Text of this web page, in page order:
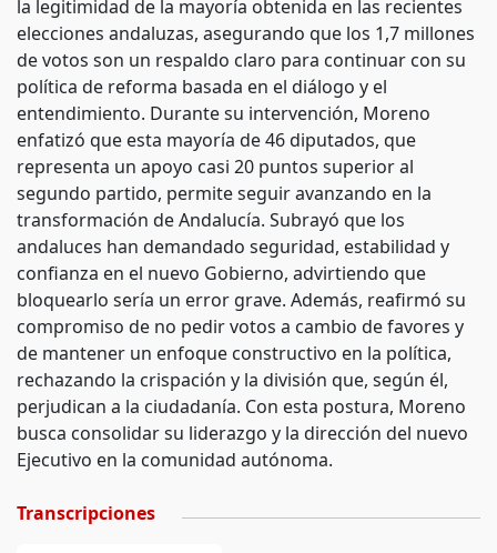
la legitimidad de la mayoría obtenida en las recientes
elecciones andaluzas, asegurando que los 1,7 millones
de votos son un respaldo claro para continuar con su
política de reforma basada en el diálogo y el
entendimiento. Durante su intervención, Moreno
enfatizó que esta mayoría de 46 diputados, que
representa un apoyo casi 20 puntos superior al
segundo partido, permite seguir avanzando en la
transformación de Andalucía. Subrayó que los
andaluces han demandado seguridad, estabilidad y
confianza en el nuevo Gobierno, advirtiendo que
bloquearlo sería un error grave. Además, reafirmó su
compromiso de no pedir votos a cambio de favores y
de mantener un enfoque constructivo en la política,
rechazando la crispación y la división que, según él,
perjudican a la ciudadanía. Con esta postura, Moreno
busca consolidar su liderazgo y la dirección del nuevo
Ejecutivo en la comunidad autónoma.
Transcripciones